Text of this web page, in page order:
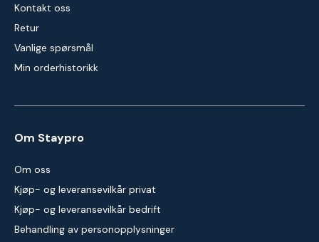
Kontakt oss
Retur
Vanlige spørsmål
Min orderhistorikk
Om Staypro
Om oss
Kjøp- og leveransevilkår privat
Kjøp- og leveransevilkår bedrift
Behandling av personopplysninger